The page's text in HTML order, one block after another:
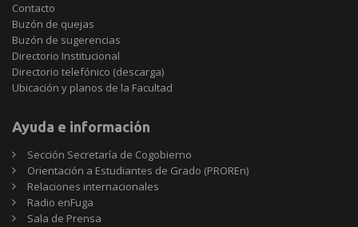
Contacto
Buzón de quejas
Buzón de sugerencias
Directorio Institucional
Directorio telefónico (descarga)
Ubicación y planos de la Facultad
Ayuda e información
Sección Secretaría de Cogobierno
Orientación a Estudiantes de Grado (PROREn)
Relaciones internacionales
Radio enFuga
Sala de Prensa